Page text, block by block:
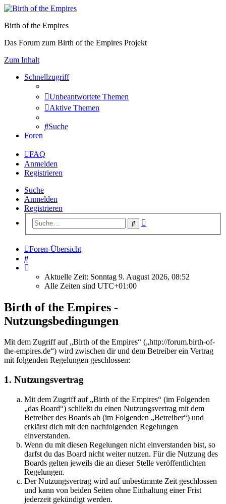
Birth of the Empires
Das Forum zum Birth of the Empires Projekt
Zum Inhalt
Schnellzugriff
Unbeantwortete Themen
Aktive Themen
Suche
Foren
FAQ
Anmelden
Registrieren
Suche
Anmelden
Registrieren
Suche
Foren-Übersicht
Suche
Aktuelle Zeit: Sonntag 9. August 2026, 08:52
Alle Zeiten sind UTC+01:00
Birth of the Empires -
Nutzungsbedingungen
Mit dem Zugriff auf „Birth of the Empires“ („http://forum.birth-of-
the-empires.de“) wird zwischen dir und dem Betreiber ein Vertrag
mit folgenden Regelungen geschlossen:
1. Nutzungsvertrag
Mit dem Zugriff auf „Birth of the Empires“ (im Folgenden
„das Board“) schließt du einen Nutzungsvertrag mit dem
Betreiber des Boards ab (im Folgenden „Betreiber“) und
erklärst dich mit den nachfolgenden Regelungen
einverstanden.
Wenn du mit diesen Regelungen nicht einverstanden bist, so
darfst du das Board nicht weiter nutzen. Für die Nutzung des
Boards gelten jeweils die an dieser Stelle veröffentlichten
Regelungen.
Der Nutzungsvertrag wird auf unbestimmte Zeit geschlossen
und kann von beiden Seiten ohne Einhaltung einer Frist
jederzeit gekündigt werden.